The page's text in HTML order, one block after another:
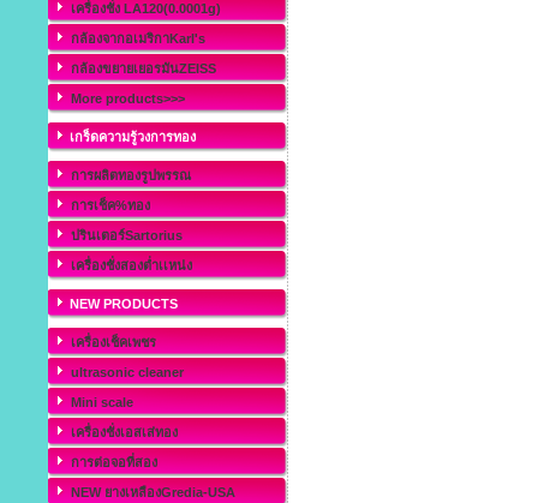
เครื่องชั่ง LA120(0.0001g)
กล้องจากอเมริกาKarl's
กล้องขยายเยอรมันZEISS
More products>>>
เกร็ดความรู้วงการทอง
การผลิตทองรูปพรรณ
การเช็ค%ทอง
ปรินเตอร์Sartorius
เครื่องชั่งสองต่ำเเหน่ง
NEW PRODUCTS
เครื่องเช็คเพชร
ultrasonic cleaner
Mini scale
เครื่องชั่งเอสเส่ทอง
การต่อจอที่สอง
NEW ยางเหลืองGredia-USA